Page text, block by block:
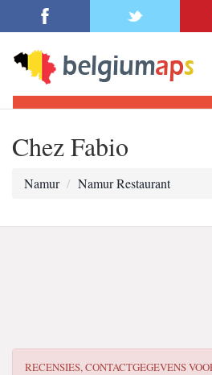
Chez Fabio
Namur Namur Restaurant
RECENSIES, CONTACTGEGEVENS